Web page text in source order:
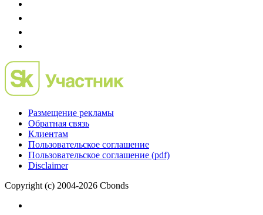
Размещение рекламы
Обратная связь
Пользовательское соглашение